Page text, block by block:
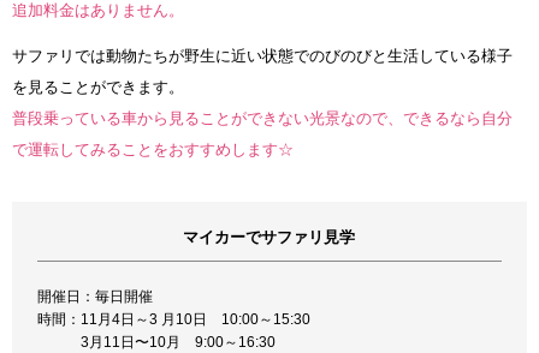
追加料金はありません。
サファリでは動物たちが野生に近い状態でのびのびと生活している様子
を見ることができます。
普段乗っている車から見ることができない光景なので、できるなら自分
で運転してみることをおすすめします☆
マイカーでサファリ見学
開催日：毎日開催
時間：11月4日～3 月10日 10:00～15:30
3月11日〜10月 9:00～16:30